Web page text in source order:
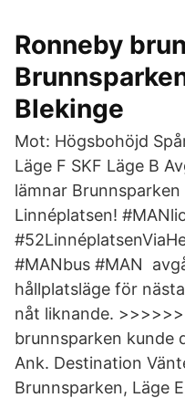
Ronneby
Blekinge
Mot: Högsbohöjd
Läge F SKF Läge B
lämnar
Linnéplatsen!
#MANbus #MAN
hållplatsläge för
nåt liknande.
brunnsparken kunde
Ank. Destination
Brunnsparken, Läge